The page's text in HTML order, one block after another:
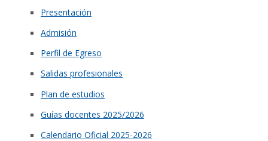
Presentación
Admisión
Perfil de Egreso
Salidas profesionales
Plan de estudios
Guías docentes 2025/2026
Calendario Oficial 2025-2026